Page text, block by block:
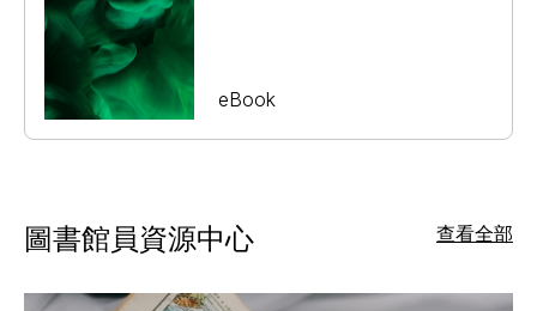
eBook
圖書館員資源中心 查看全部